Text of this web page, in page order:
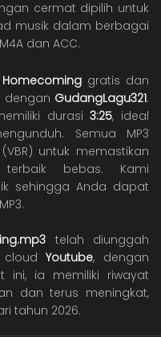
cermat dipilih untuk
musik dalam berbagai
dan ACC.
gratis dan
dengan GudangLagu321.
durasi3:25, ideal
Semua MP3
untuk memastikan
terbaik bebas. Kami
sehingga Anda dapat
telah diunggah
cloudYoutube, dengan
ini, ia memiliki riwayat
dan terus meningkat,
tahun 2026.